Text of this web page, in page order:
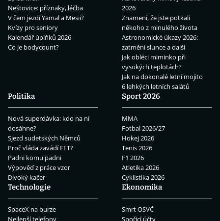
Neštovice: příznaky, léčba
V čem jezdí Yamal a Mesii?
Kvízy pro seniory
Kalendář úplňků 2026
Co je bodycount?
2026
Znamení, že jste potkali
někoho z minulého života
Astronomické úkazy 2026:
zatmění slunce a další
Jak obléci miminko při
vysokých teplotách?
Jak na dokonalé letní mojito
6 lehkých letních salátů
Politika
Nová superdávka: kdo na ní
dosáhne?
Sjezd sudetských Němců
Proč vláda zavádí EET?
Padni komu padni
Výpověď z práce vzor
Divoký kačer
Sport 2026
MMA
Fotbal 2026/27
Hokej 2026
Tenis 2026
F1 2026
Atletika 2026
Cyklistika 2026
Technologie
SpaceX na burze
Nejlepší telefony
Ekonomika
Smrt OSVČ
Spořicí účty